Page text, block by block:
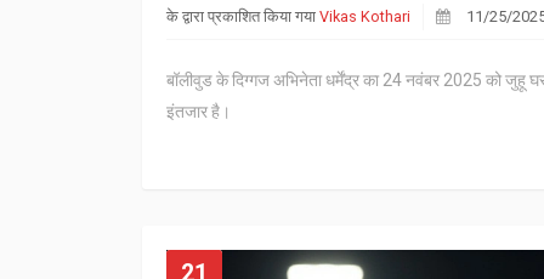
के द्वारा प्रकाशित किया गया Vikas Kothari 11/25/
बॉलीवुड के दिग्गज अभिनेता धर्मेंद्र का 24 नवंबर 2025 को जुहू
इंतजार है।